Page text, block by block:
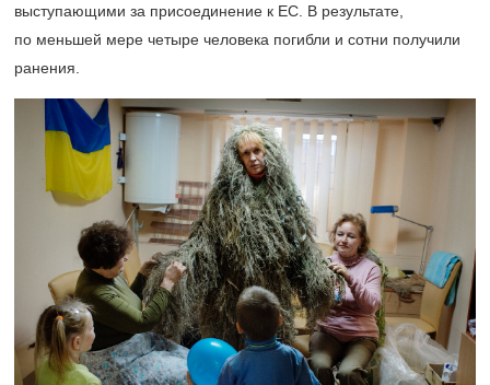
выступающими за присоединение к ЕС. В результате,
по меньшей мере четыре человека погибли и сотни получили
ранения.